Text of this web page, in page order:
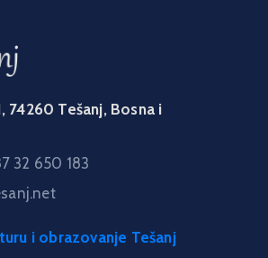
74260 Tešanj, Bosna i
32 650 183
i obrazovanje Tešanj